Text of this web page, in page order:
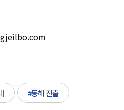
#동해 진출